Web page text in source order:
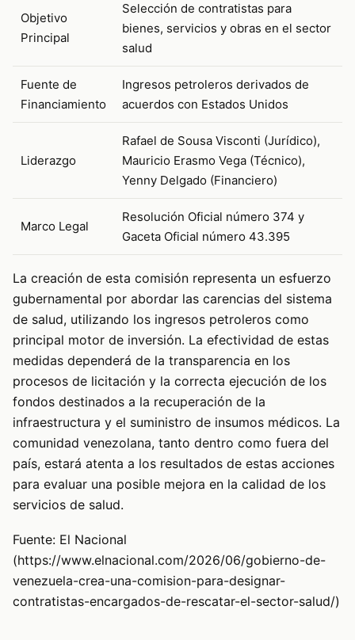
Objetivo
Principal
Selección de contratistas para
bienes, servicios y obras en el sector
salud
Fuente de
Financiamiento
Ingresos petroleros derivados de
acuerdos con Estados Unidos
Liderazgo
Rafael de Sousa Visconti (Jurídico),
Mauricio Erasmo Vega (Técnico),
Yenny Delgado (Financiero)
Marco Legal
Resolución Oficial número 374 y
Gaceta Oficial número 43.395
La creación de esta comisión representa un esfuerzo
gubernamental por abordar las carencias del sistema
de salud, utilizando los ingresos petroleros como
principal motor de inversión. La efectividad de estas
medidas dependerá de la transparencia en los
procesos de licitación y la correcta ejecución de los
fondos destinados a la recuperación de la
infraestructura y el suministro de insumos médicos. La
comunidad venezolana, tanto dentro como fuera del
país, estará atenta a los resultados de estas acciones
para evaluar una posible mejora en la calidad de los
servicios de salud.
Fuente: El Nacional
(https://www.elnacional.com/2026/06/gobierno-de-
venezuela-crea-una-comision-para-designar-
contratistas-encargados-de-rescatar-el-sector-salud/)